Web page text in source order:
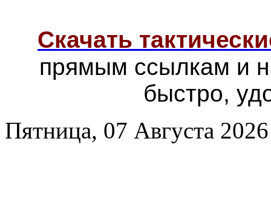
Скачать
прямым ссылкам и
быстро,
Пятница, 07 Августа 2026